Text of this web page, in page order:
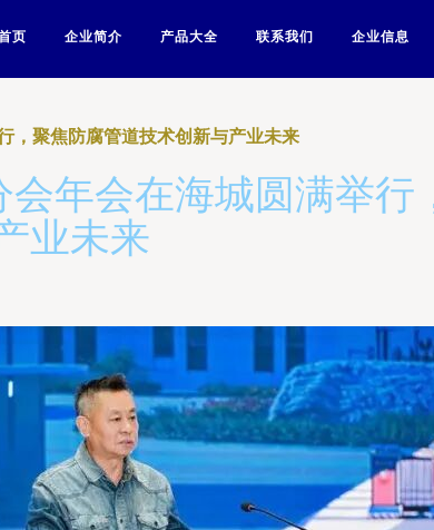
页 企业简介 产品大全 联系我们 企业信息
，聚焦防腐管道技术创新与产业未来
年会在海城圆满举行
业未来